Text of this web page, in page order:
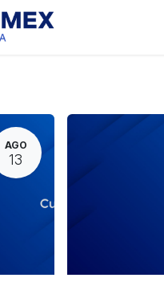
AGO
13